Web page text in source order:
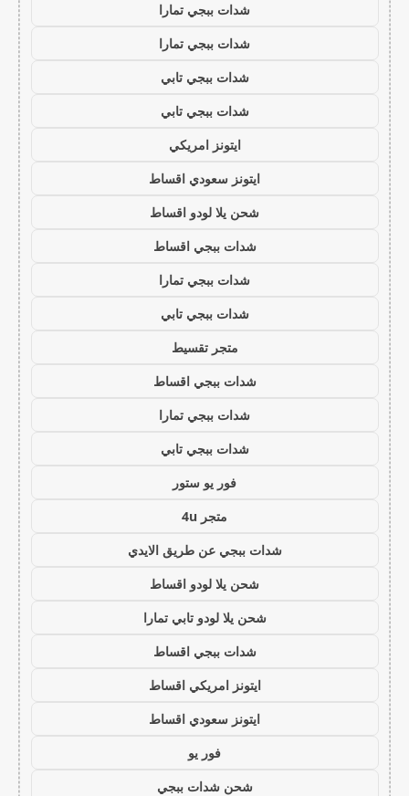
شدات ببجي تمارا
شدات ببجي تمارا
شدات ببجي تابي
شدات ببجي تابي
ايتونز امريكي
ايتونز سعودي اقساط
شحن يلا لودو اقساط
شدات ببجي اقساط
شدات ببجي تمارا
شدات ببجي تابي
متجر تقسيط
شدات ببجي اقساط
شدات ببجي تمارا
شدات ببجي تابي
فور يو ستور
متجر 4u
شدات ببجي عن طريق الايدي
شحن يلا لودو اقساط
شحن يلا لودو تابي تمارا
شدات ببجي اقساط
ايتونز امريكي اقساط
ايتونز سعودي اقساط
فور يو
شحن شدات ببجي